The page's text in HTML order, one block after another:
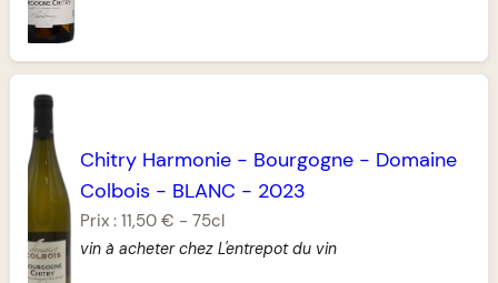
Chitry Harmonie- Bourgogne- Domaine
Colbois - BLANC - 2023
Prix : 11,50 € - 75cl
vin à acheter chez L'entrepot du vin